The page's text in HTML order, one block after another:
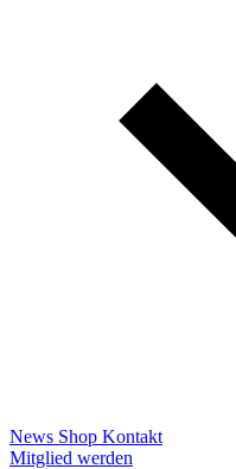
News Shop Kontakt
Mitglied werden